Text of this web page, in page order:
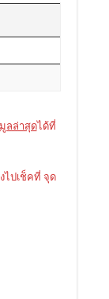
ลล่าสุดได้ที่
ไปเช็คที่ จุด